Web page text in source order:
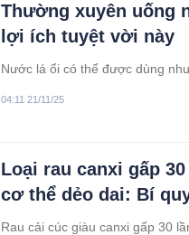
Thường xuyên uống
lợi ích tuyệt vời này
Nước lá ổi có thể được dùng
04:11 21/11/25
Loại rau canxi gấp
cơ thể dẻo dai: Bí
Rau cải cúc giàu canxi gấp 30